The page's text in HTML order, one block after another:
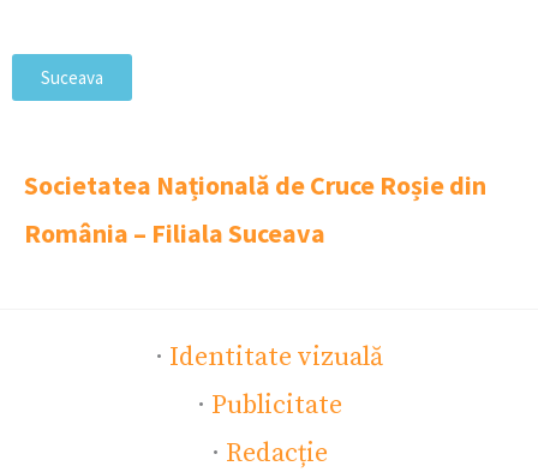
Suceava
Societatea Națională de Cruce Roșie din
România – Filiala Suceava
· Identitate vizuală
· Publicitate
· Redacție